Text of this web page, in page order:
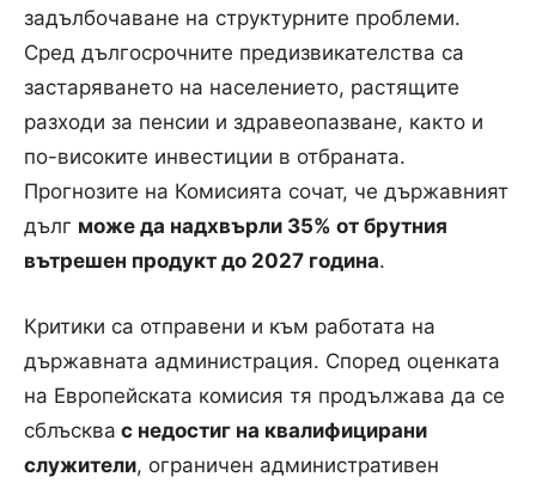
задълбочаване на структурните проблеми.
Сред дългосрочните предизвикателства са
застаряването на населението, растящите
разходи за пенсии и здравеопазване, както и
по-високите инвестиции в отбраната.
Прогнозите на Комисията сочат, че държавният
дълг може да надхвърли 35% от брутния
вътрешен продукт до 2027 година.
Критики са отправени и към работата на
държавната администрация. Според оценката
на Европейската комисия тя продължава да се
сблъсква с недостиг на квалифицирани
служители, ограничен административен